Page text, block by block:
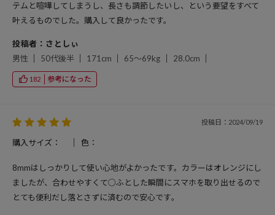
テムと喧嘩してしまうし、長さも調節したいし、という要望をすべて
叶えるものでした。購入して良かったです。
投稿者：さとしぃ
男性
50代後半 171cm 65～69kg 28.0cm
182 参考になった
投稿日：2024/09/19
購入サイズ： 色：
8mmはしっかりして使い心地がよかったです。カラーはオレンジにし
ましたが、合わせやすくて○ふとした瞬間にスマホを取り出せるので
とても便利だし落とさずに済むので安心です。